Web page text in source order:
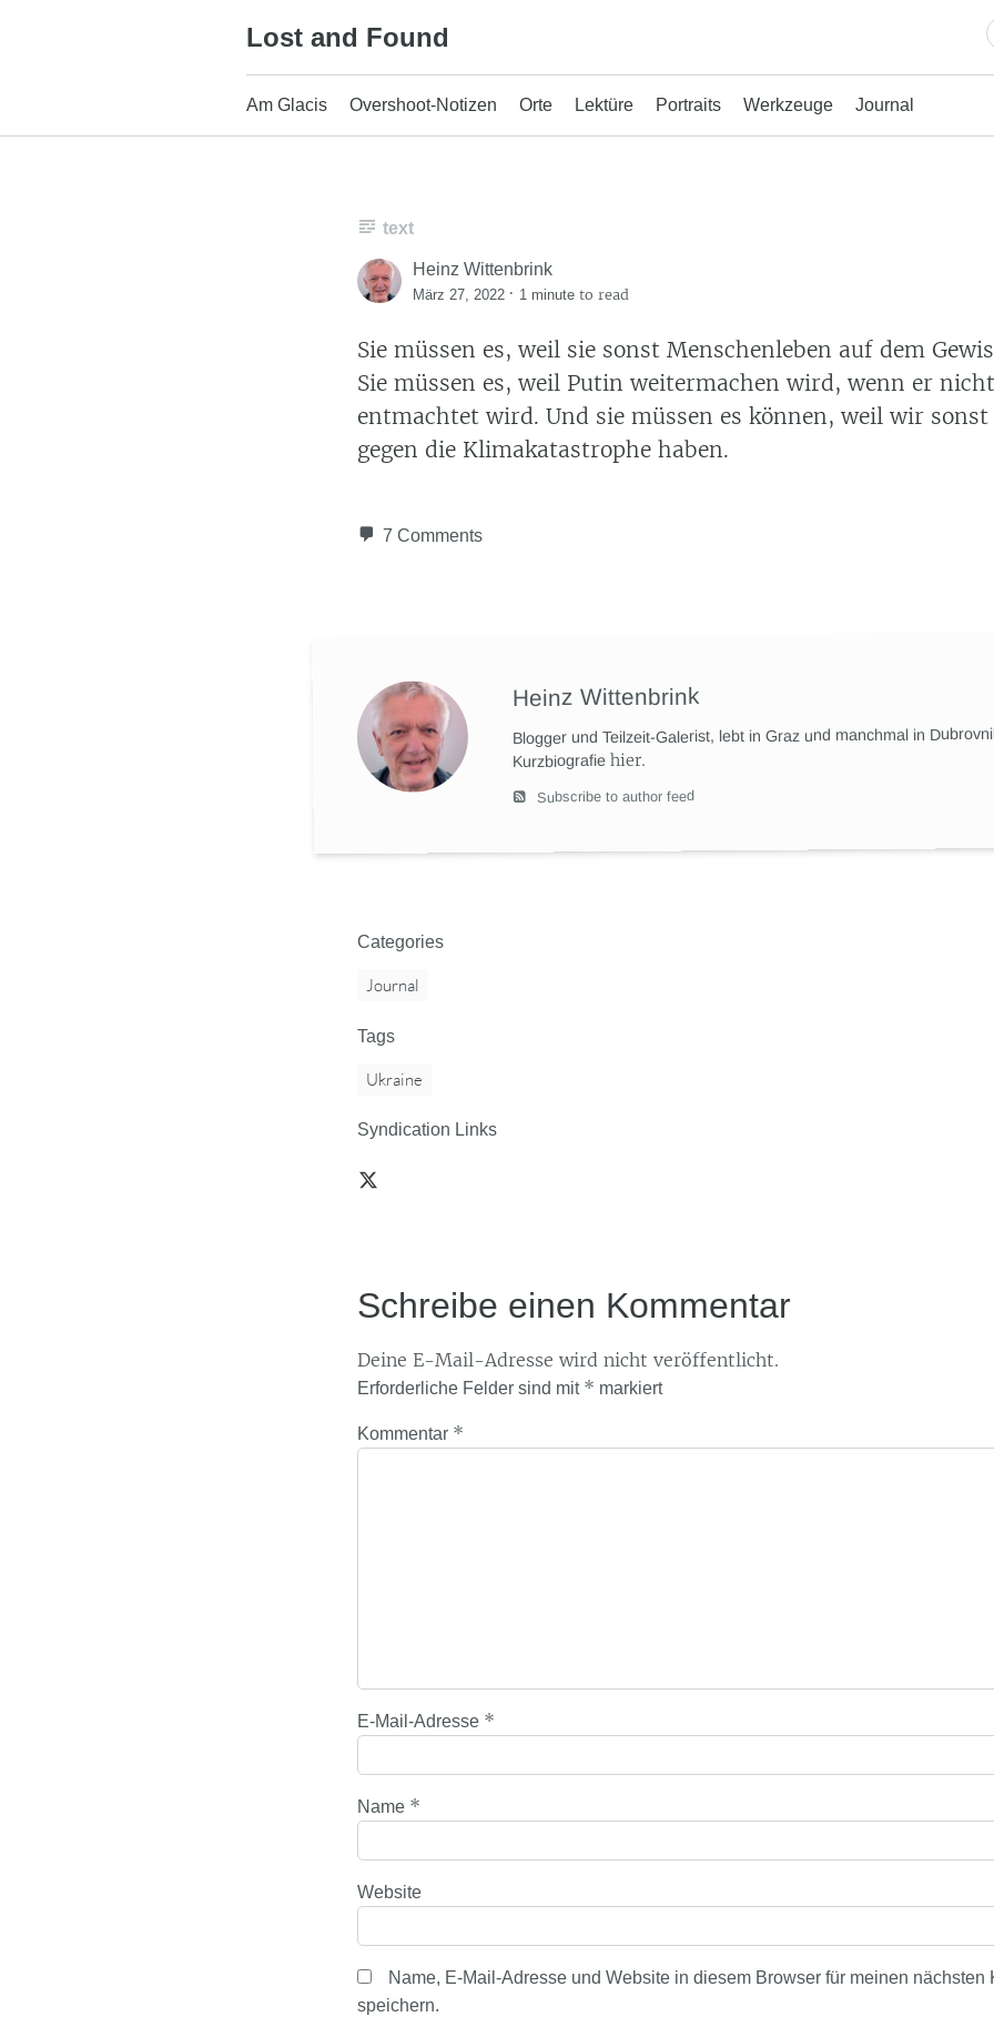
Lost and Found
Am Glacis Overshoot-Notizen Orte Lektüre Portraits Werkzeuge Journal
text
Heinz Wittenbrink
März 27, 2022 · 1 minute to read
Sie müssen es, weil sie sonst Menschenleben auf dem
Sie müssen es, weil Putin weitermachen wird, wenn er
entmachtet wird. Und sie müssen es können, weil wir sonst
gegen die Klimakatastrophe haben.
7 Comments
Heinz Wittenbrink
Blogger und Teilzeit-Galerist, lebt in Graz und manchmal in
Kurzbiografiehier.
Subscribe to author feed
Categories
Journal
Tags
Ukraine
Syndication Links
Schreibe einen Kommentar
Deine E-Mail-Adresse wird nicht veröffentlicht.
Erforderliche Felder sind mit * markiert
Kommentar *
E-Mail-Adresse *
Name *
Website
Name, E-Mail-Adresse und Website in diesem Browser für meinen nächsten
speichern.